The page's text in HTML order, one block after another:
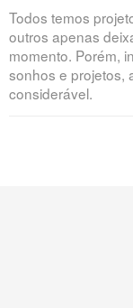
Todos temos
outros apenas
momento. Porém,
sonhos e projetos,
considerável.